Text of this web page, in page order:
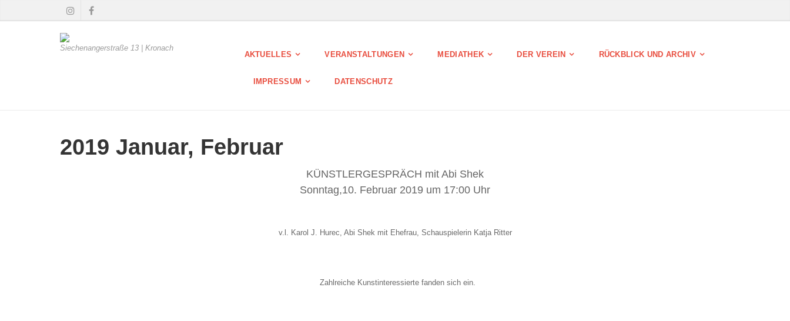
Siechenangerstraße 13 | Kronach
AKTUELLES VERANSTALTUNGEN MEDIATHEK DER VEREIN RÜCKBLICK UND ARCHIV
IMPRESSUM DATENSCHUTZ
2019 Januar, Februar
KÜNSTLERGESPRÄCH mit Abi Shek
Sonntag,10. Februar 2019 um 17:00 Uhr
v.l. Karol J. Hurec, Abi Shek mit Ehefrau, Schauspielerin Katja Ritter
Zahlreiche Kunstinteressierte fanden sich ein.